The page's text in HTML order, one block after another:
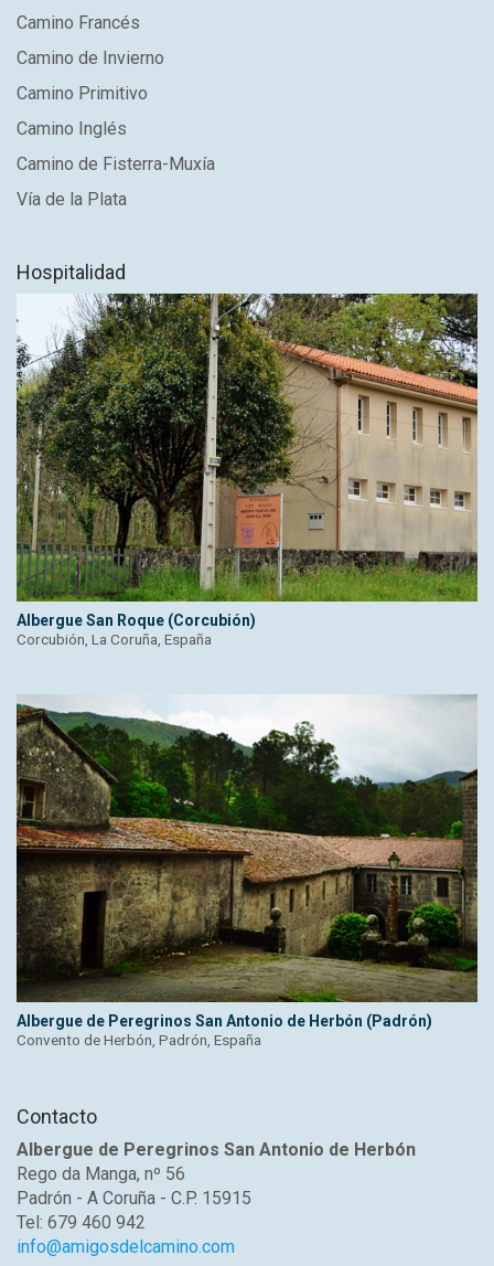
Camino Francés
Camino de Invierno
Camino Primitivo
Camino Inglés
Camino de Fisterra-Muxía
Vía de la Plata
Hospitalidad
Albergue San Roque (Corcubión)
Corcubión, La Coruña, España
Albergue de Peregrinos San Antonio de Herbón (Padrón)
Convento de Herbón, Padrón, España
Contacto
Albergue de Peregrinos San Antonio de Herbón
Rego da Manga, nº 56
Padrón - A Coruña - C.P. 15915
Tel: 679 460 942
info@amigosdelcamino.com